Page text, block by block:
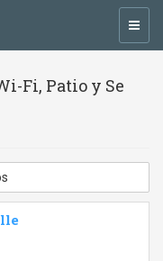
Fi, Patio y Se